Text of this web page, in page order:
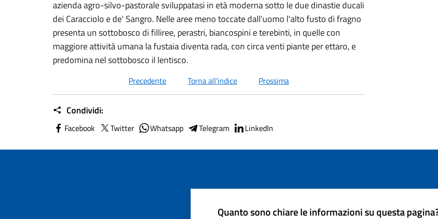
azienda agro-silvo-pastorale sviluppatasi in età moderna sotto le due dinastie ducali
dei Caracciolo e de’ Sangro. Nelle aree meno toccate dall'uomo l'alto fusto di fragno
presenta un sottobosco di filliree, perastri, biancospini e terebinti, in quelle con
maggiore attività umana la fustaia diventa rada, con circa venti piante per ettaro, e
predomina nel sottobosco il lentisco.
Precedente Torna all'indice Prossima
Condividi:
Facebook Twitter Whatsapp Telegram LinkedIn
Quanto sono chiare le informazioni su questa